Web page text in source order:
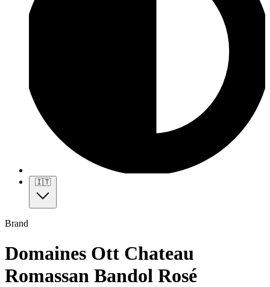
🇮🇹
Brand
Domaines Ott Chateau
Romassan Bandol Rosé